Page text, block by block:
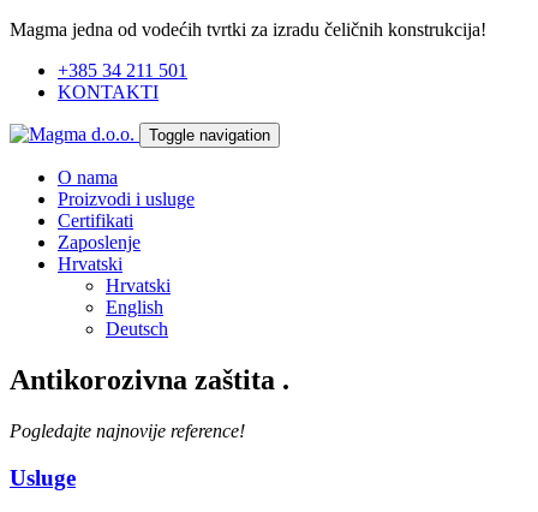
Magma jedna od vodećih tvrtki za izradu čeličnih konstrukcija!
+385 34 211 501
KONTAKTI
Toggle navigation
O nama
Proizvodi i usluge
Certifikati
Zaposlenje
Hrvatski
Hrvatski
English
Deutsch
Antikorozivna zaštita .
Pogledajte najnovije reference!
Usluge